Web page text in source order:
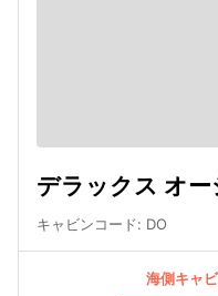
デラックス オ
キャビンコード: DO
海側キャ